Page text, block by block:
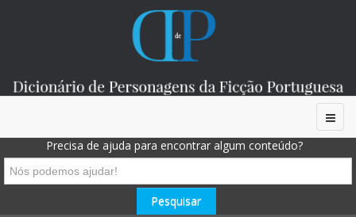
Precisa de ajuda para encontrar algum conteúdo?